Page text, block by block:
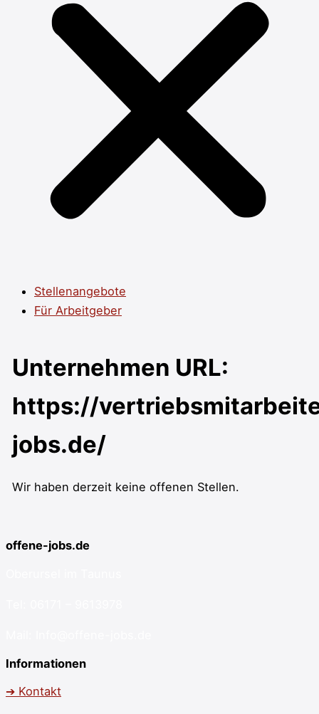
Stellenangebote
Für Arbeitgeber
Unternehmen URL:
https://
jobs.de/
Wir haben derzeit keine offenen Stellen.
offene-jobs.de
Informationen
➔ Kontakt